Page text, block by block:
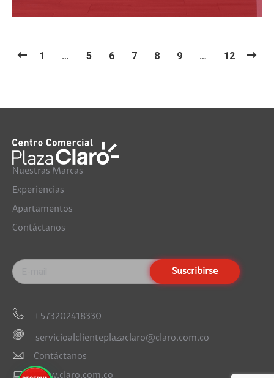
1 … 5 6 7 8 9 … 12
Nuestras Marcas
Experiencias
Apartamentos
Contáctanos
+573202418330
servicioalclienteplazaclaro@claro.com.co
Contáctanos
www.claro.com.co